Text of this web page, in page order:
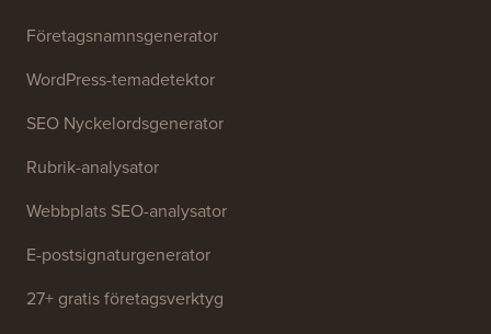
Gratis verktyg
Företagsnamnsgenerator
WordPress-temadetektor
SEO Nyckelordsgenerator